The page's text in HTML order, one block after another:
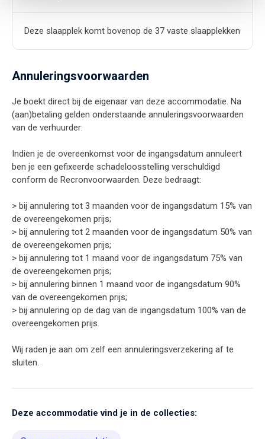
Deze slaapplek komt bovenop de 37 vaste slaapplekken
Annuleringsvoorwaarden
Je boekt direct bij de eigenaar van deze accommodatie. Na
(aan)betaling gelden onderstaande annuleringsvoorwaarden
van de verhuurder:
Indien je de overeenkomst voor de ingangsdatum annuleert
ben je een gefixeerde schadeloosstelling verschuldigd
conform de Recronvoorwaarden. Deze bedraagt:
> bij annulering tot 3 maanden voor de ingangsdatum 15% van
de overeengekomen prijs;
> bij annulering tot 2 maanden voor de ingangsdatum 50% van
de overeengekomen prijs;
> bij annulering tot 1 maand voor de ingangsdatum 75% van
de overeengekomen prijs;
> bij annulering binnen 1 maand voor de ingangsdatum 90%
van de overeengekomen prijs;
> bij annulering op de dag van de ingangsdatum 100% van de
overeengekomen prijs.
Wij raden je aan om zelf een annuleringsverzekering af te
sluiten.
Deze accommodatie vind je in de collecties: